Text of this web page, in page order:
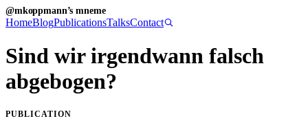
@mkoppmann’s mneme
HomeBlogPublicationsTalksContact
Sind wir irgendwann falsch
abgebogen?
PUBLICATION